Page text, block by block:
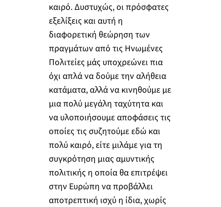
καιρό. Δυστυχώς, οι πρόσφατες
εξελίξεις και αυτή η
διαφορετική θεώρηση των
πραγμάτων από τις Ηνωμένες
Πολιτείες μάς υποχρεώνει πια
όχι απλά να δούμε την αλήθεια
κατάματα, αλλά να κινηθούμε με
μια πολύ μεγάλη ταχύτητα και
να υλοποιήσουμε αποφάσεις τις
οποίες τις συζητούμε εδώ και
πολύ καιρό, είτε μιλάμε για τη
συγκρότηση μιας αμυντικής
πολιτικής η οποία θα επιτρέψει
στην Ευρώπη να προβάλλει
αποτρεπτική ισχύ η ίδια, χωρίς